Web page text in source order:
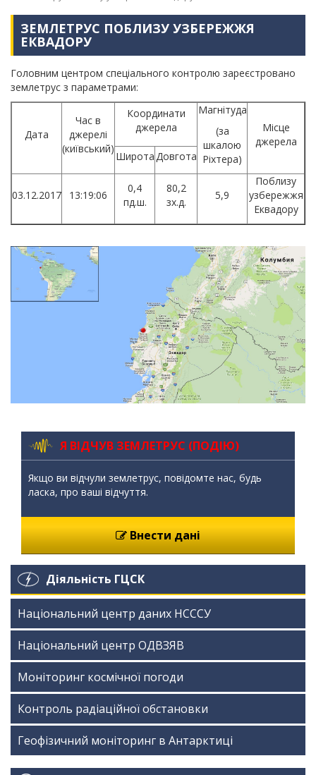
ЗЕМЛЕТРУС ПОБЛИЗУ УЗБЕРЕЖЖЯ
ЕКВАДОРУ
Головним центром спеціального контролю зареєстровано
землетрус з параметрами:
Дата
Час в
джерелі
(київський)
Координати
джерела
Магнітуда
(за
шкалою
Ріхтера)
Місце
джерела
ШиротаДовгота
03.12.2017 13:19:06
0,4
пд.ш.
80,2
зх.д.
5,9
Поблизу
узбережжя
Еквадору
Я ВІДЧУВ ЗЕМЛЕТРУС (ПОДІЮ)
Якщо ви відчули землетрус, повідомте нас, будь
ласка, про ваші відчуття.
Внести дані
Діяльність ГЦСК
Національний центр даних НСССУ
Національний центр ОДВЗЯВ
Моніторинг космічної погоди
Контроль радіаційної обстановки
Геофізичний моніторинг в Антарктиці